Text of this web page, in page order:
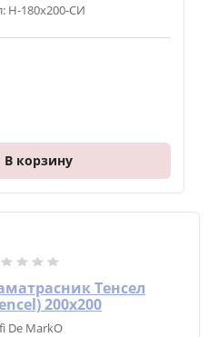
Н-180х200-СИ
В корзину
Тенсел
200х200
De MarkO